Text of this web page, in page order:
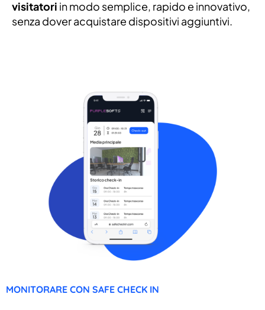
visitatori in modo semplice, rapido e innovativo,
senza dover acquistare dispositivi aggiuntivi.
MONITORARE CON SAFE CHECK IN